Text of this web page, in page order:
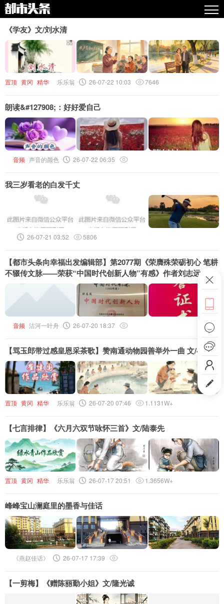
原创
精华
专栏
专题
《学友》文/刘水清
置顶 黄冈 精华 乐乐翁 26-07-22 10:03 7646
朗读&#127908;：好好爱自己
音频 声音的颜色 26-07-22 06:35
我三岁看老的白发千丈
26-07-21 03:52 5806
【都市头条向幸福出发编辑部】第2077期《荣膺殊荣砺初心 笔耕
不辍传文脉——荣获“中国时代创新人物”有感》作者刘志远
音频 沽河一叶舟 26-07-20 18:37
【骂玉郎带过感皇恩采茶歌】赞南通动物园善举外一曲 文/崔建国
置顶 黄冈 精华 乐乐翁 26-07-20 07:46 1.1131W+
【七言排律】《六月六双节咏怀三首》文/陆泰先
置顶 黄冈 精华 乐乐翁 26-07-17 20:51 1.3656W+
峰峰宝山澜庭里的墨香与佳话
《燕赵佳话》 26-07-17 17:39
【一剪梅】《赠陈丽勤小姐》文/隆光诚
ဆ




